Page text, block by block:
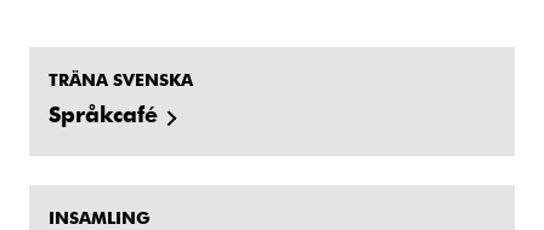
TRÄNA SVENSKA
Språkcafé
INSAMLING